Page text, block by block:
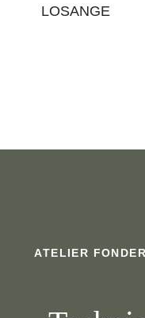
LOSANGE
ATELIER